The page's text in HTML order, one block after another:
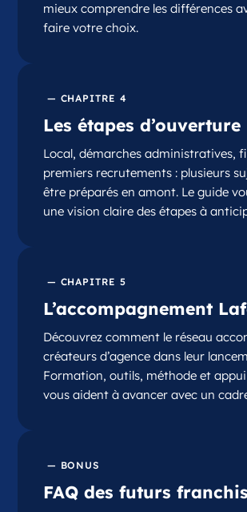
mieux comprendre les différences
faire votre choix.
— CHAPITRE 4
Les étapes d’ouverture
Local, démarches administratives,
premiers recrutements : plusieurs
être préparés en amont. Le guide
une vision claire des étapes à
— CHAPITRE 5
L’accompagnement
Découvrez comment le réseau
créateurs d’agence dans leur
Formation, outils, méthode et
vous aident à avancer avec un
— BONUS
FAQ des futurs